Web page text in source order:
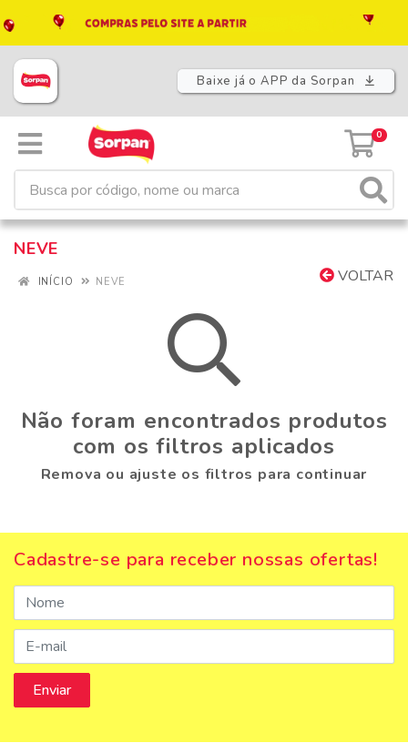
Baixe já o APP da Sorpan
0
NEVE
VOLTAR
INÍCIO NEVE
Não foram encontrados produtos
com os filtros aplicados
Remova ou ajuste os filtros para continuar
Cadastre-se para receber nossas ofertas!